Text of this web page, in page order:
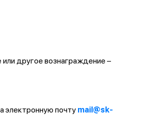
другое вознаграждение –
электронную почту mail@sk-